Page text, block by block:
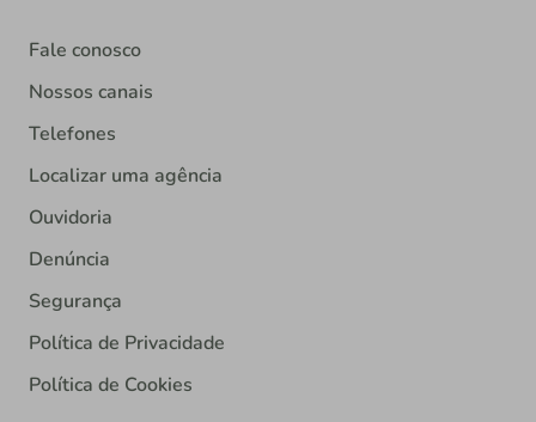
Fale conosco
Nossos canais
Telefones
Localizar uma agência
Ouvidoria
Denúncia
Segurança
Política de Privacidade
Política de Cookies